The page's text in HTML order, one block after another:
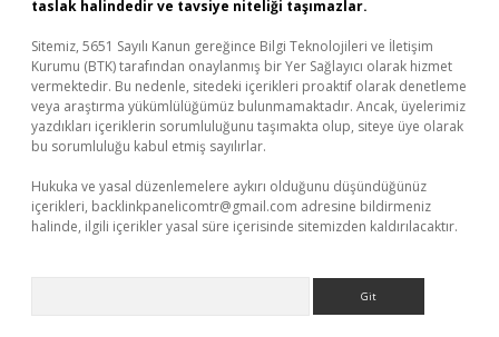
taslak halindedir ve tavsiye niteliği taşımazlar.
Sitemiz, 5651 Sayılı Kanun gereğince Bilgi Teknolojileri ve İletişim
Kurumu (BTK) tarafından onaylanmış bir Yer Sağlayıcı olarak hizmet
vermektedir. Bu nedenle, sitedeki içerikleri proaktif olarak denetleme
veya araştırma yükümlülüğümüz bulunmamaktadır. Ancak, üyelerimiz
yazdıkları içeriklerin sorumluluğunu taşımakta olup, siteye üye olarak
bu sorumluluğu kabul etmiş sayılırlar.
Hukuka ve yasal düzenlemelere aykırı olduğunu düşündüğünüz
içerikleri, backlinkpanelicomtr@gmail.com adresine bildirmeniz
halinde, ilgili içerikler yasal süre içerisinde sitemizden kaldırılacaktır.